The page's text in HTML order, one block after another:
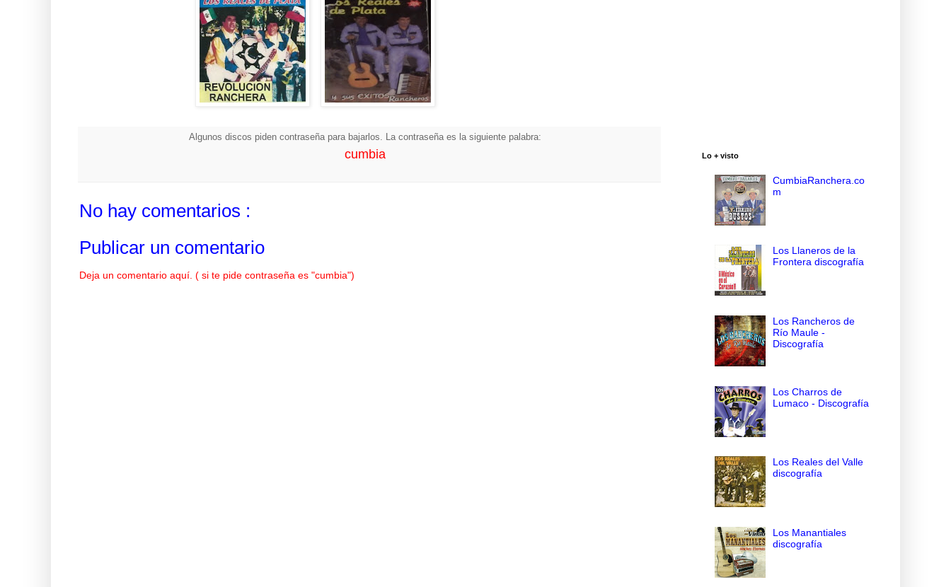
Algunos discos piden contraseña para bajarlos. La contraseña es la siguiente palabra:
cumbia
No hay comentarios :
Publicar un comentario
Deja un comentario aquí. ( si te pide contraseña es "cumbia")
Lo + visto
CumbiaRanchera.co
m
Los Llaneros de la
Frontera discografía
Los Rancheros de
Río Maule -
Discografía
Los Charros de
Lumaco - Discografía
Los Reales del Valle
discografía
Los Manantiales
discografía